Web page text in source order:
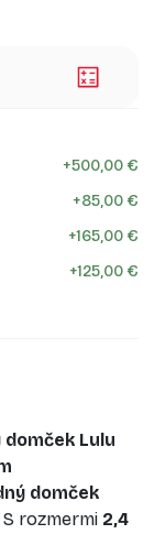
+500,00 €
+85,00 €
+165,00 €
+125,00 €
Lulu
domček
rozmermi 2,4